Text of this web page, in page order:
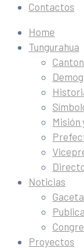
Contactos
Home
Tungurahua
Misión
Noticias
Gaceta
Proyectos